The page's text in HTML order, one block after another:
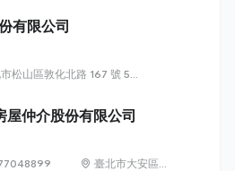
有限公司
松山區敦化北路 167 號 5
屋仲介股份有限公司
臺北市大安區敦